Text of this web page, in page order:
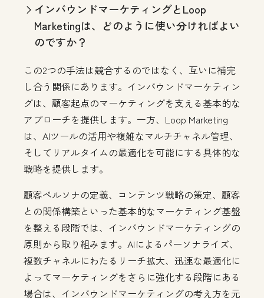
インバウンドマーケティングとLoop
Marketingは、どのように使い分ければよい
のですか？
この2つの手法は競合するのではなく、互いに補完
し合う関係にあります。インバウンドマーケティン
グは、顧客起点のマーケティングを支える基本的な
アプローチを提供します。一方、Loop Marketing
は、AIツールの活用や複雑なマルチチャネル管理、
そしてリアルタイムの最適化を可能にする具体的な
戦略を提供します。
顧客ペルソナの定義、コンテンツ戦略の策定、顧客
との関係構築といった基本的なマーケティング基盤
を整える段階では、インバウンドマーケティングの
原則から取り組みます。AIによるパーソナライズ、
複数チャネルにわたるリーチ拡大、迅速な最適化に
よってマーケティングをさらに強化する段階にある
場合は、インバウンドマーケティングの考え方を元